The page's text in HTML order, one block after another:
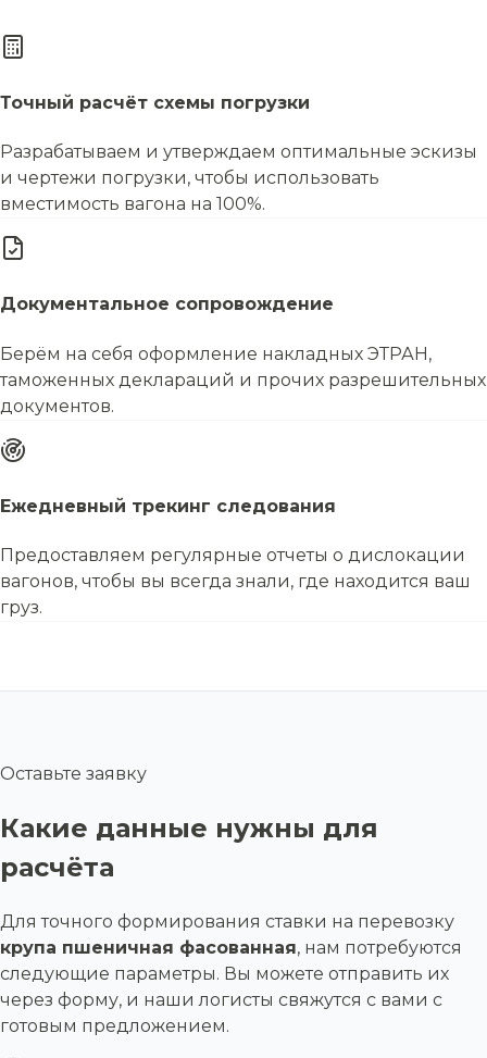
Точный расчёт схемы погрузки
Разрабатываем и утверждаем оптимальные эскизы
и чертежи погрузки, чтобы использовать
вместимость вагона на 100%.
Документальное сопровождение
Берём на себя оформление накладных ЭТРАН,
таможенных деклараций и прочих разрешительных
документов.
Ежедневный трекинг следования
Предоставляем регулярные отчеты о дислокации
вагонов, чтобы вы всегда знали, где находится ваш
груз.
Оставьте заявку
Какие данные нужны для
расчёта
Для точного формирования ставки на перевозку
крупа пшеничная фасованная, нам потребуются
следующие параметры. Вы можете отправить их
через форму, и наши логисты свяжутся с вами с
готовым предложением.